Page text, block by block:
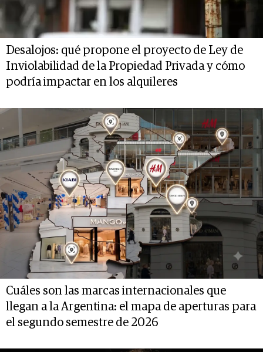
Desalojos: qué propone el proyecto de Ley de
Inviolabilidad de la Propiedad Privada y cómo
podría impactar en los alquileres
Cuáles son las marcas internacionales que
llegan a la Argentina: el mapa de aperturas para
el segundo semestre de 2026